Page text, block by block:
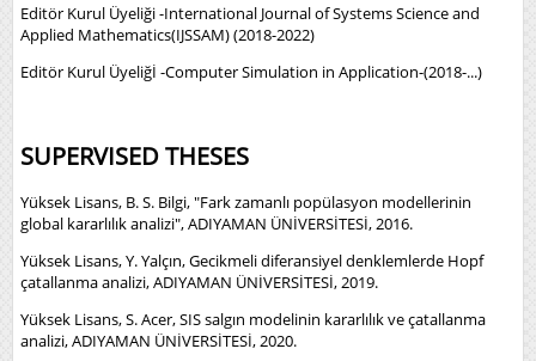
Editör Kurul Üyeliği -International Journal of Systems Science and
Applied Mathematics(IJSSAM) (2018-2022)
Editör Kurul Üyeliğİ -Computer Simulation in Application-(2018-...)
SUPERVISED THESES
Yüksek Lisans, B. S. Bilgi, "Fark zamanlı popülasyon modellerinin
global kararlılık analizi", ADIYAMAN ÜNİVERSİTESİ, 2016.
Yüksek Lisans, Y. Yalçın, Gecikmeli diferansiyel denklemlerde Hopf
çatallanma analizi, ADIYAMAN ÜNİVERSİTESİ, 2019.
Yüksek Lisans, S. Acer, SIS salgın modelinin kararlılık ve çatallanma
analizi, ADIYAMAN ÜNİVERSİTESİ, 2020.